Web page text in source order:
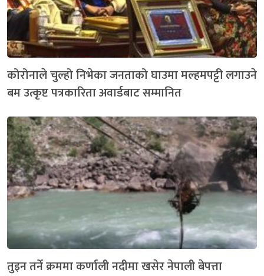
कोरोनाले चुल्हो निभेका जनताको घाउमा मल्हमपट्टी लगाउने
बम उत्कृष्ट पत्रकारिता अवार्डबाट सम्मानित
तुइन तर्ने क्रममा कर्णाली नदीमा खसेर नेपाली बेपत्ता